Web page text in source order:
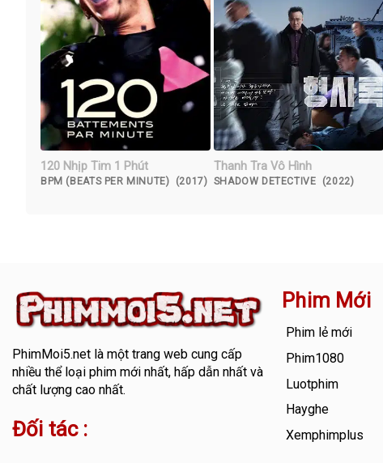
120 Nhịp Tim 1 Phút
BPM (BEATS PER MINUTE) (2017)
Thanh Tra Vô Hình
SHADOW DETECTIVE (2022)
PhimMoi5.netlà một trang web cung cấp
nhiều thể loại phim mới nhất, hấp dẫn nhất và
chất lượng cao nhất.
Đối tác :
Phim Mới
Phim lẻ mới
Phim1080
Luotphim
Hayghe
Xemphimplus